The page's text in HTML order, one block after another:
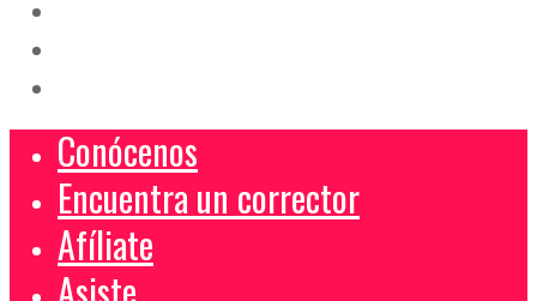
Conócenos
Encuentra un corrector
Afíliate